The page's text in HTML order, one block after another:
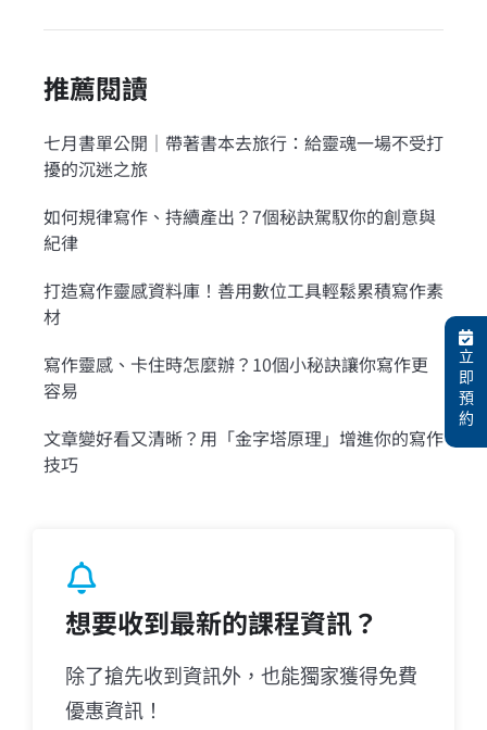
推薦閱讀
七月書單公開｜帶著書本去旅行：給靈魂一場不受打
擾的沉迷之旅
如何規律寫作、持續產出？7個秘訣駕馭你的創意與
紀律
打造寫作靈感資料庫！善用數位工具輕鬆累積寫作素
材
寫作靈感、卡住時怎麼辦？10個小秘訣讓你寫作更
容易
文章變好看又清晰？用「金字塔原理」增進你的寫作
技巧
想要收到最新的課程資訊？
除了搶先收到資訊外，也能獨家獲得免費
優惠資訊！
立
即
預
約